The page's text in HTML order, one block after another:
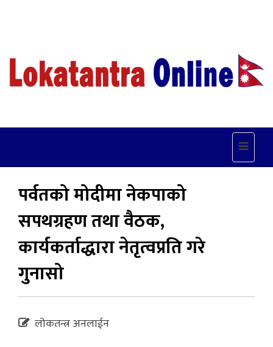
Toggle
पर्वतको मोदीमा नेकपाको
सपथग्रहण तथा वैठक,
कार्यकर्ताद्धारा नेतृत्वप्रति गरे
गुनासो
लोकतन्त्र अनलाईन